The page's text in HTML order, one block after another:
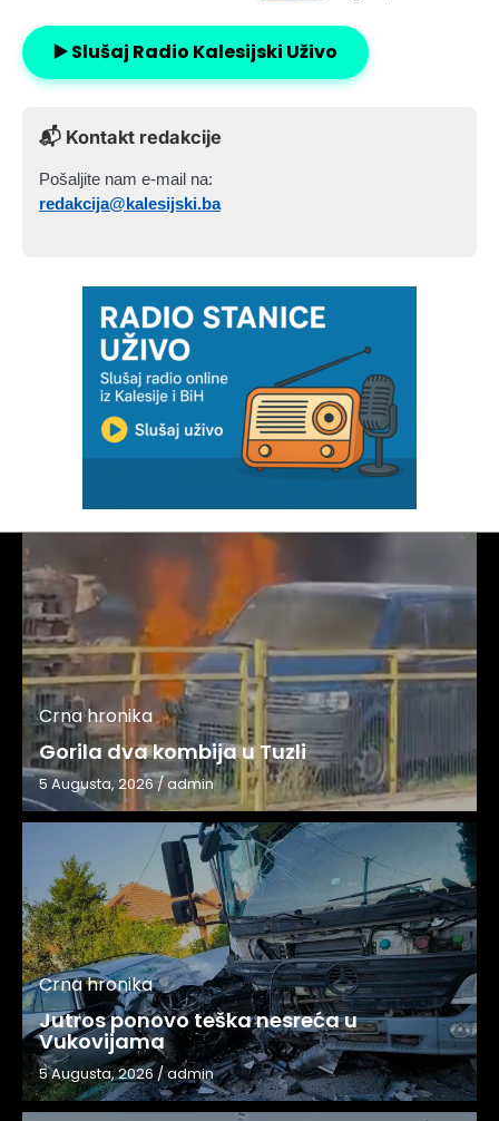
▶️ Slušaj Radio Kalesijski Uživo
📬 Kontakt redakcije
Pošaljite nam e-mail na:
redakcija@kalesijski.ba
Crna hronika
Gorila dva kombija u Tuzli
5 Augusta, 2026/admin
Crna hronika
Jutros ponovo teška nesreća u
Vukovijama
5 Augusta, 2026/admin